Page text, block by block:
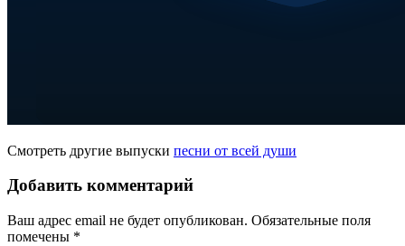
Смотреть другие выпуски песни от всей души
Добавить комментарий
Ваш адрес email не будет опубликован. Обязательные поля
помечены *